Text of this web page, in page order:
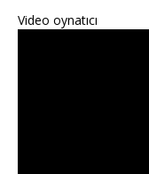
Video oynatıcı